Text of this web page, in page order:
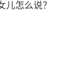
怎么说？